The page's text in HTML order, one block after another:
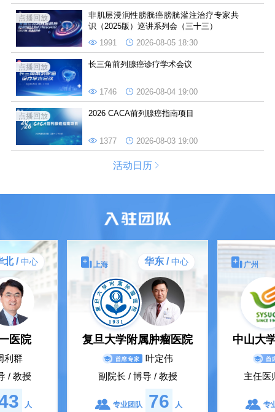
点播回放
非肌层浸润性膀胱癌膀胱灌注治疗专家共
识（2025版）巡讲系列会（三十三）
1991
2026-08-05 18:30
点播回放 长三角前列腺癌诊疗学术会议
1746 2026-08-04 19:00
点播回放 2026 CACA前列腺癌指南项目
1377 2026-08-03 19:00
活动日历
北 / 中心
医院
利群
/ 教授
人
上海 华东 / 中心
复旦大学附属肿瘤医院
叶定伟
副院长 / 博导 / 教授
专业团队 76 人
广州
中山大
主任医
专